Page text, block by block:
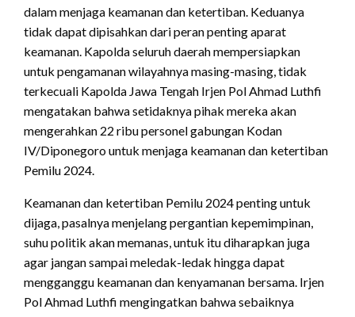
dalam menjaga keamanan dan ketertiban. Keduanya
tidak dapat dipisahkan dari peran penting aparat
keamanan. Kapolda seluruh daerah mempersiapkan
untuk pengamanan wilayahnya masing-masing, tidak
terkecuali Kapolda Jawa Tengah Irjen Pol Ahmad Luthfi
mengatakan bahwa setidaknya pihak mereka akan
mengerahkan 22 ribu personel gabungan Kodan
IV/Diponegoro untuk menjaga keamanan dan ketertiban
Pemilu 2024.
Keamanan dan ketertiban Pemilu 2024 penting untuk
dijaga, pasalnya menjelang pergantian kepemimpinan,
suhu politik akan memanas, untuk itu diharapkan juga
agar jangan sampai meledak-ledak hingga dapat
mengganggu keamanan dan kenyamanan bersama. Irjen
Pol Ahmad Luthfi mengingatkan bahwa sebaiknya